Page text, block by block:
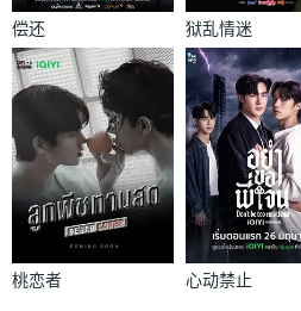
偿还 狱乱情迷
桃恋者 心动禁止